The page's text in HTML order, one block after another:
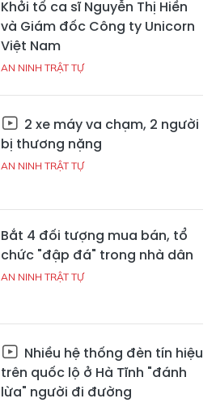
Khởi tố ca sĩ Nguyễn Thị Hiền
và Giám đốc Công ty Unicorn
Việt Nam
AN NINH TRẬT TỰ
2 xe máy va chạm, 2 người
bị thương nặng
AN NINH TRẬT TỰ
Bắt 4 đối tượng mua bán, tổ
chức "đập đá" trong nhà dân
AN NINH TRẬT TỰ
Nhiều hệ thống đèn tín hiệu
trên quốc lộ ở Hà Tĩnh "đánh
lừa" người đi đường